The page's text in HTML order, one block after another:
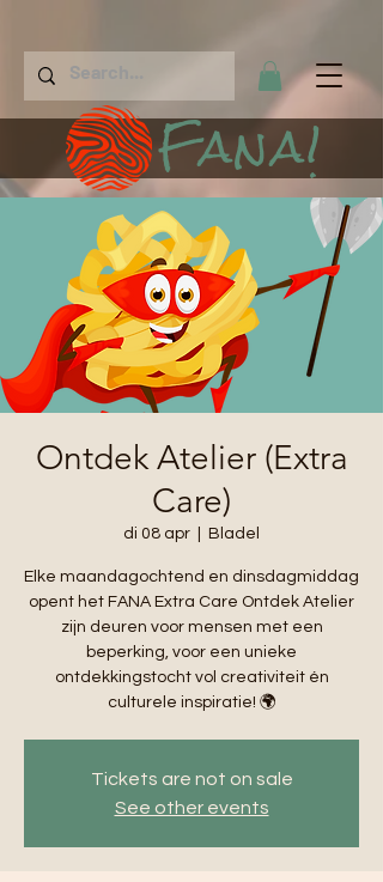
Fana!
Ontdek Atelier (Extra
Care)
di 08 apr Bladel
Elke maandagochtend en dinsdagmiddag
opent het FANA Extra Care Ontdek Atelier
zijn deuren voor mensen met een
beperking, voor een unieke
ontdekkingstocht vol creativiteit én
culturele inspiratie! 🌍
Tickets are not on sale
See other events